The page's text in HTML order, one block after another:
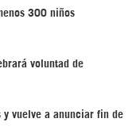
300 niños
voluntad de
y vuelve a anunciar fin de